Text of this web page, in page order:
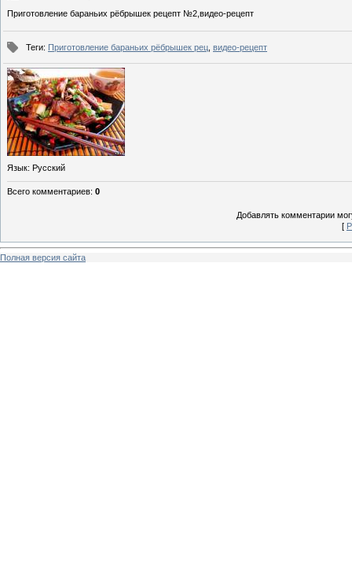
Приготовление бараньих рёбрышек рецепт №2,видео-рецепт
Теги: Приготовление бараньих рёбрышек рец видео-рецепт
Язык: Русский
Всего комментариев: 0
Добавлять комментарии
[
Полная версия сайта